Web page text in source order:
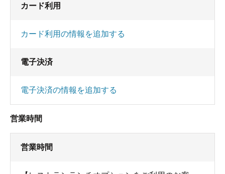
カード利用
カード利用の情報を追加する
電子決済
電子決済の情報を追加する
営業時間
営業時間